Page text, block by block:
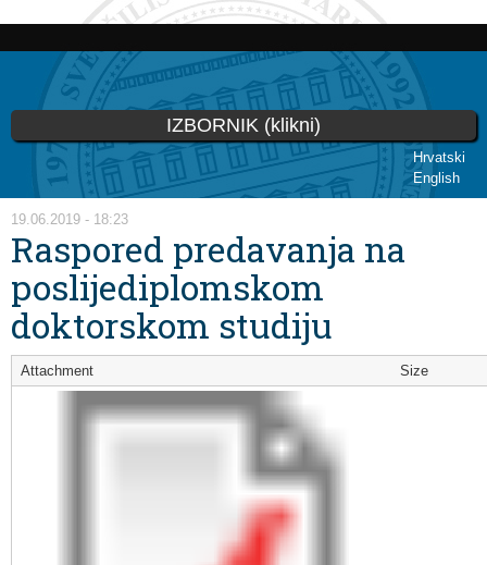
Skip to
content
Hrvatski
English
IZBORNIK (klikni)
You are here
19.06.2019 - 18:23
Raspored predavanja na
poslijediplomskom
doktorskom studiju
Attachment Size